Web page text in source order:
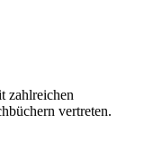
zahlreichen
vertreten.